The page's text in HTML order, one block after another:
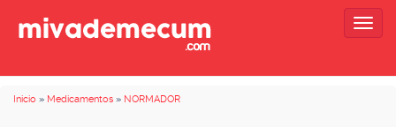
Inicio » Medicamentos » NORMADOR